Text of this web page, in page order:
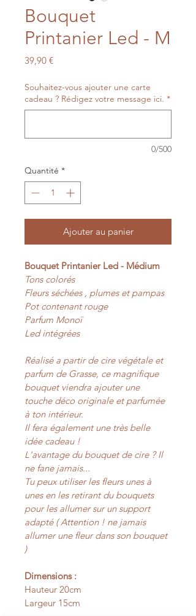
Bouquet
Printanier Led - M
39,90 €Prix
Souhaitez-vous ajouter une carte
cadeau ? Rédigez votre message ici. *
0/500
Quantité *
Ajouter au panier
Bouquet Printanier Led - Médium
Tons colorés
Fleurs séchées , plumes et pampas
Pot contenant rouge
Parfum Monoï
Led intégrées
Réalisé a partir de cire végétale et
parfum de Grasse, ce magnifique
bouquet viendra ajouter une
touche déco originale et parfumée
à ton intérieur.
Il fera également une très belle
idée cadeau !
L'avantage du bouquet de cire ? Il
ne fane jamais...
Tu peux utiliser les fleurs unes à
unes en les retirant du bouquets
pour les allumer sur un support
adapté ( Attention ! ne jamais
allumer une fleur dans son bouquet
)
Dimensions :
Hauteur 20cm
Largeur 15cm